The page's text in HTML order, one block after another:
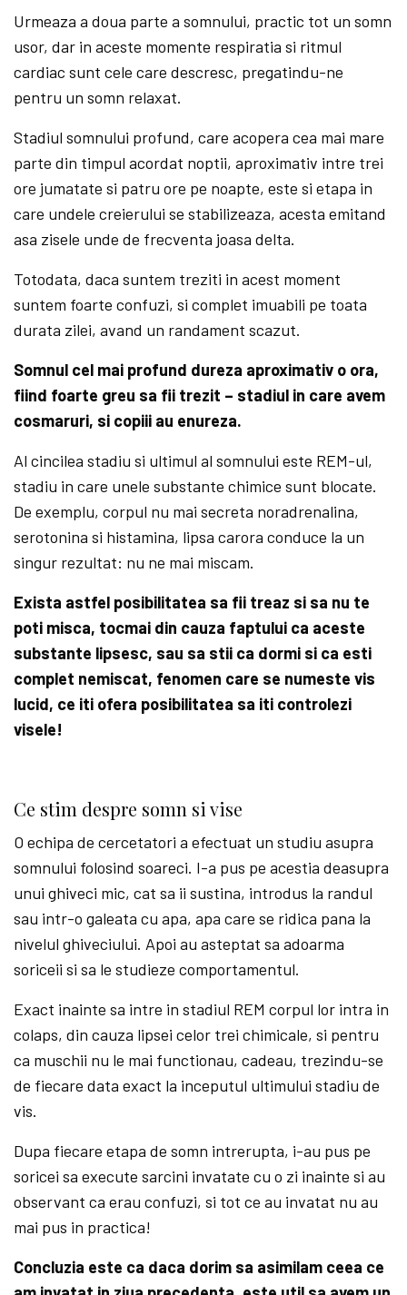
Urmeaza a doua parte a somnului, practic tot un somn
usor, dar in aceste momente respiratia si ritmul
cardiac sunt cele care descresc, pregatindu-ne
pentru un somn relaxat.
Stadiul somnului profund, care acopera cea mai mare
parte din timpul acordat noptii, aproximativ intre trei
ore jumatate si patru ore pe noapte, este si etapa in
care undele creierului se stabilizeaza, acesta emitand
asa zisele unde de frecventa joasa delta.
Totodata, daca suntem treziti in acest moment
suntem foarte confuzi, si complet imuabili pe toata
durata zilei, avand un randament scazut.
Somnul cel mai profund dureza aproximativ o ora,
fiind foarte greu sa fii trezit – stadiul in care avem
cosmaruri, si copiii au enureza.
Al cincilea stadiu si ultimul al somnului este REM-ul,
stadiu in care unele substante chimice sunt blocate.
De exemplu, corpul nu mai secreta noradrenalina,
serotonina si histamina, lipsa carora conduce la un
singur rezultat: nu ne mai miscam.
Exista astfel posibilitatea sa fii treaz si sa nu te
poti misca, tocmai din cauza faptului ca aceste
substante lipsesc, sau sa stii ca dormi si ca esti
complet nemiscat, fenomen care se numeste vis
lucid, ce iti ofera posibilitatea sa iti controlezi
visele!
Ce stim despre somn si vise
O echipa de cercetatori a efectuat un studiu asupra
somnului folosind soareci. I-a pus pe acestia deasupra
unui ghiveci mic, cat sa ii sustina, introdus la randul
sau intr-o galeata cu apa, apa care se ridica pana la
nivelul ghiveciului. Apoi au asteptat sa adoarma
soriceii si sa le studieze comportamentul.
Exact inainte sa intre in stadiul REM corpul lor intra in
colaps, din cauza lipsei celor trei chimicale, si pentru
ca muschii nu le mai functionau, cadeau, trezindu-se
de fiecare data exact la inceputul ultimului stadiu de
vis.
Dupa fiecare etapa de somn intrerupta, i-au pus pe
soricei sa execute sarcini invatate cu o zi inainte si au
observant ca erau confuzi, si tot ce au invatat nu au
mai pus in practica!
Concluzia este ca daca dorim sa asimilam ceea ce